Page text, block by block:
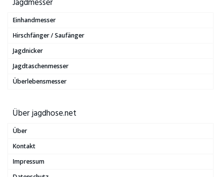
Jagdmesser
Einhandmesser
Hirschfänger / Saufänger
Jagdnicker
Jagdtaschenmesser
Überlebensmesser
Über jagdhose.net
Über
Kontakt
Impressum